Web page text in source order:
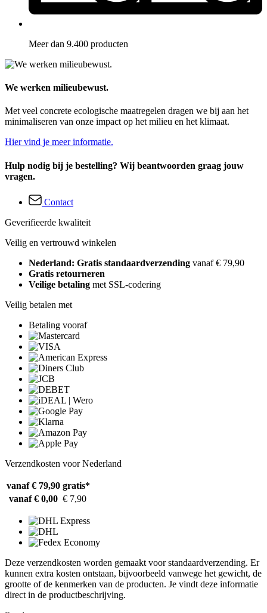
Meer dan 9.400 producten
We werken milieubewust.
Met veel concrete ecologische maatregelen dragen we bij aan het
minimaliseren van onze impact op het milieu en het klimaat.
Hier vind je meer informatie.
Hulp nodig bij je bestelling? Wij beantwoorden graag jouw
vragen.
Contact
Geverifieerde kwaliteit
Veilig en vertrouwd winkelen
Nederland: Gratis standaardverzending vanaf € 79,90
Gratis retourneren
Veilige betaling met SSL-codering
Veilig betalen met
Betaling vooraf
Verzendkosten voor Nederland
vanaf € 79,90 gratis*
vanaf € 0,00 € 7,90
Deze verzendkosten worden gemaakt voor standaardverzending. Er
kunnen extra kosten ontstaan, bijvoorbeeld vanwege het gewicht, de
grootte of de kenmerken van de producten. Je vindt deze informatie
direct in de productbeschrijving.